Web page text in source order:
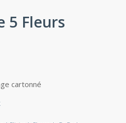
5 Fleurs
cartonné